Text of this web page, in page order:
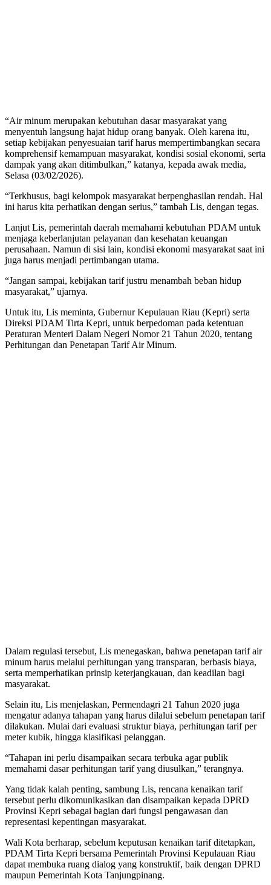
“Air minum merupakan kebutuhan dasar masyarakat yang
menyentuh langsung hajat hidup orang banyak. Oleh karena itu,
setiap kebijakan penyesuaian tarif harus mempertimbangkan secara
komprehensif kemampuan masyarakat, kondisi sosial ekonomi, serta
dampak yang akan ditimbulkan,” katanya, kepada awak media,
Selasa (03/02/2026).
“Terkhusus, bagi kelompok masyarakat berpenghasilan rendah. Hal
ini harus kita perhatikan dengan serius,” tambah Lis, dengan tegas.
Lanjut Lis, pemerintah daerah memahami kebutuhan PDAM untuk
menjaga keberlanjutan pelayanan dan kesehatan keuangan
perusahaan. Namun di sisi lain, kondisi ekonomi masyarakat saat ini
juga harus menjadi pertimbangan utama.
“Jangan sampai, kebijakan tarif justru menambah beban hidup
masyarakat,” ujarnya.
Untuk itu, Lis meminta, Gubernur Kepulauan Riau (Kepri) serta
Direksi PDAM Tirta Kepri, untuk berpedoman pada ketentuan
Peraturan Menteri Dalam Negeri Nomor 21 Tahun 2020, tentang
Perhitungan dan Penetapan Tarif Air Minum.
Dalam regulasi tersebut, Lis menegaskan, bahwa penetapan tarif air
minum harus melalui perhitungan yang transparan, berbasis biaya,
serta memperhatikan prinsip keterjangkauan, dan keadilan bagi
masyarakat.
Selain itu, Lis menjelaskan, Permendagri 21 Tahun 2020 juga
mengatur adanya tahapan yang harus dilalui sebelum penetapan tarif
dilakukan. Mulai dari evaluasi struktur biaya, perhitungan tarif per
meter kubik, hingga klasifikasi pelanggan.
“Tahapan ini perlu disampaikan secara terbuka agar publik
memahami dasar perhitungan tarif yang diusulkan,” terangnya.
Yang tidak kalah penting, sambung Lis, rencana kenaikan tarif
tersebut perlu dikomunikasikan dan disampaikan kepada DPRD
Provinsi Kepri sebagai bagian dari fungsi pengawasan dan
representasi kepentingan masyarakat.
Wali Kota berharap, sebelum keputusan kenaikan tarif ditetapkan,
PDAM Tirta Kepri bersama Pemerintah Provinsi Kepulauan Riau
dapat membuka ruang dialog yang konstruktif, baik dengan DPRD
maupun Pemerintah Kota Tanjungpinang.